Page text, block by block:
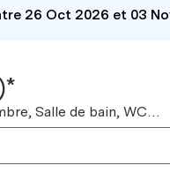
26 Oct 2026 et 03
Salle de bain, WC…